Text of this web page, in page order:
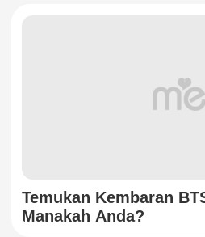
Temukan Kembaran
Manakah Anda?